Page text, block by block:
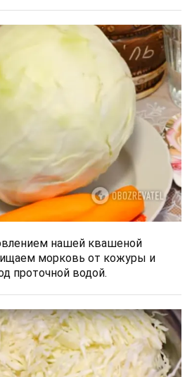
нашей квашеной
морковь от кожуры и
проточной водой.